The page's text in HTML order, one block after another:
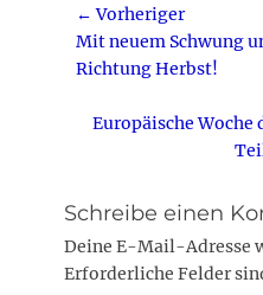
← Vorheriger
Vorheriger
Beitrag:
Mit neuem Schwung
Richtung Herbst!
Nächster
Europäische Woche
Schreibe einen
Deine E-Mail-Adresse
Erforderliche Felder